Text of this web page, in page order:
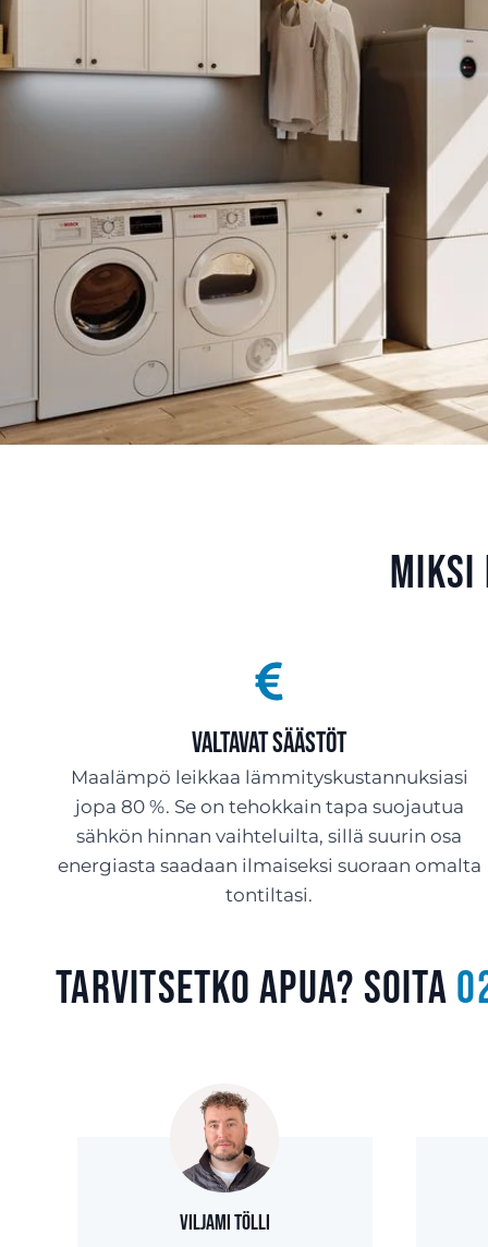
Miksi
Valtavat säästöt
Maalämpö leikkaa lämmityskustannuksiasi
jopa 80 %. Se on tehokkain tapa suojautua
sähkön hinnan vaihteluilta, sillä suurin osa
energiasta saadaan ilmaiseksi suoraan omalta
tontiltasi.
Tarvitsetko apua? Soita
Viljami Tölli